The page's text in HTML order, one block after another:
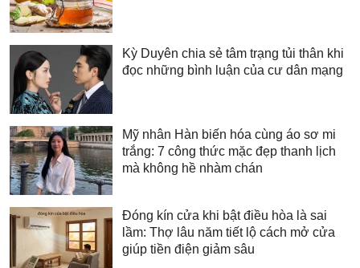
Kỳ Duyên chia sẻ tâm trạng tủi thân khi
đọc những bình luận của cư dân mạng
Mỹ nhân Hàn biến hóa cùng áo sơ mi
trắng: 7 công thức mặc đẹp thanh lịch
mà không hề nhàm chán
Đóng kín cửa khi bật điều hòa là sai
lầm: Thợ lâu năm tiết lộ cách mở cửa
giúp tiền điện giảm sâu